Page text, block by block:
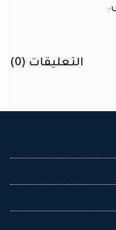
التعليقات (0
)